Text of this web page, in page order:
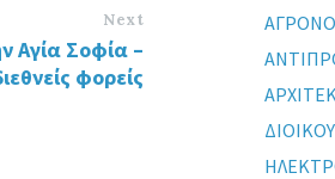
Next
Αγία Σοφία –
φορείς